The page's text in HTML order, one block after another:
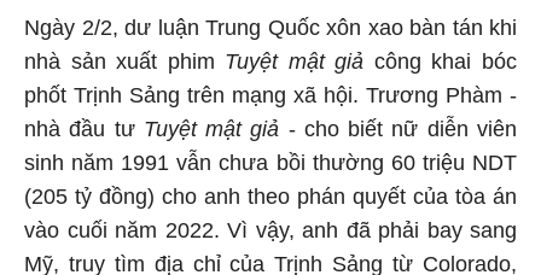
Ngày 2/2, dư luận Trung Quốc xôn xao bàn tán khi
nhà sản xuất phim Tuyệt mật giả công khai bóc
phốt Trịnh Sảng trên mạng xã hội. Trương Phàm -
nhà đầu tư Tuyệt mật giả - cho biết nữ diễn viên
sinh năm 1991 vẫn chưa bồi thường 60 triệu NDT
(205 tỷ đồng) cho anh theo phán quyết của tòa án
vào cuối năm 2022. Vì vậy, anh đã phải bay sang
Mỹ, truy tìm địa chỉ của Trịnh Sảng từ Colorado,